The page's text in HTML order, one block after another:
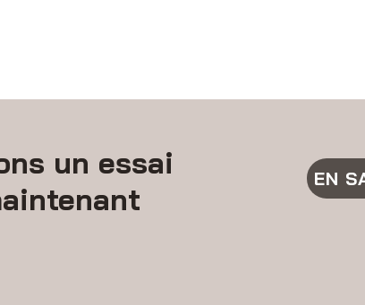
un essai
EN